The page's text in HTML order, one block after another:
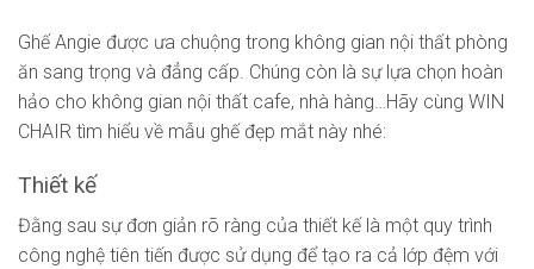
Ghế Angie được ưa chuộng trong không gian nội thất phòng
ăn sang trọng và đẳng cấp. Chúng còn là sự lựa chọn hoàn
hảo cho không gian nội thất cafe, nhà hàng…Hãy cùng WIN
CHAIR tìm hiểu về mẫu ghế đẹp mắt này nhé:
Thiết kế
Đằng sau sự đơn giản rõ ràng của thiết kế là một quy trình
công nghệ tiên tiến được sử dụng để tạo ra cả lớp đệm với